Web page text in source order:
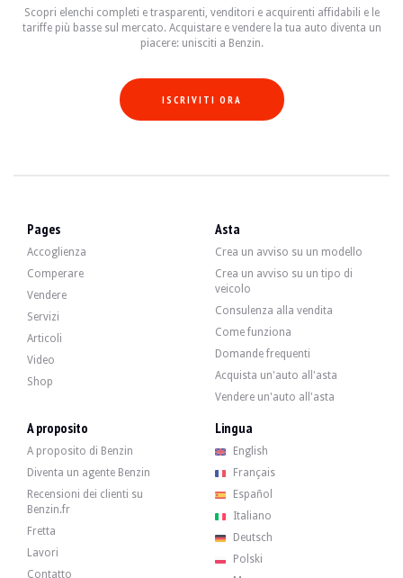
Scopri elenchi completi e trasparenti, venditori e acquirenti affidabili e le
tariffe più basse sul mercato. Acquistare e vendere la tua auto diventa un
piacere: unisciti a Benzin.
ISCRIVITI ORA
Pages
Accoglienza
Comperare
Vendere
Servizi
Articoli
Video
Shop
Asta
Crea un avviso su un modello
Crea un avviso su un tipo di
veicolo
Consulenza alla vendita
Come funziona
Domande frequenti
Acquista un'auto all'asta
Vendere un'auto all'asta
A proposito
A proposito di Benzin
Diventa un agente Benzin
Recensioni dei clienti su
Benzin.fr
Fretta
Lavori
Contatto
Lingua
English
Français
Español
Italiano
Deutsch
Polski